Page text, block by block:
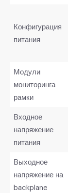
Конфигурация
питания
Модули
мониторинга
рамки
Входное
напряжение
питания
Выходное
напряжение на
backplane